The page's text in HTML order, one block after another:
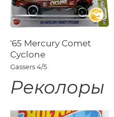
'65 Mercury Comet
Cyclone
Gassers4/5
Реколоры